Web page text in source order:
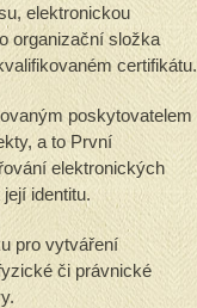
elektronickou
organizační složka
certifikátu.
poskytovatelem
a to První
elektronických
identitu.
pro vytváření
či právnické